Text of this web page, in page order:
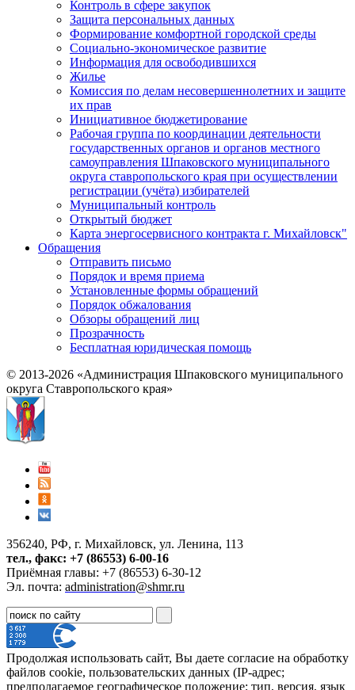
Контроль в сфере закупок
Защита персональных данных
Формирование комфортной городской среды
Социально-экономическое развитие
Информация для освободившихся
Жилье
Комиссия по делам несовершеннолетних и защите
их прав
Инициативное бюджетирование
Рабочая группа по координации деятельности
государственных органов и органов местного
самоуправления Шпаковского муниципального
округа ставропольского края при осуществлении
регистрации (учёта) избирателей
Муниципальный контроль
Открытый бюджет
Карта энергосервисного контракта г. Михайловск"
Обращения
Отправить письмо
Порядок и время приема
Установленные формы обращений
Порядок обжалования
Обзоры обращений лиц
Прозрачность
Бесплатная юридическая помощь
© 2013-2026 «Администрация Шпаковского муниципального
округа Ставропольского края»
356240, РФ, г. Михайловск, ул. Ленина, 113
тел., факс: +7 (86553) 6-00-16
Приёмная главы: +7 (86553) 6-30-12
Эл. почта: administration@shmr.ru
Продолжая использовать сайт, Вы даете согласие на обработку
файлов cookie, пользовательских данных (IP-адрес;
предполагаемое географическое положение; тип, версия, язык